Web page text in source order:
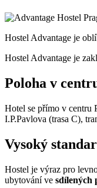
Hostel Advantage je
Hostel Advantage je
Poloha v
Hotel se přímo v centru
I.P.Pavlova (trasa C),
Vysoký
Hostel je výraz pro
ubytování ve sdílených